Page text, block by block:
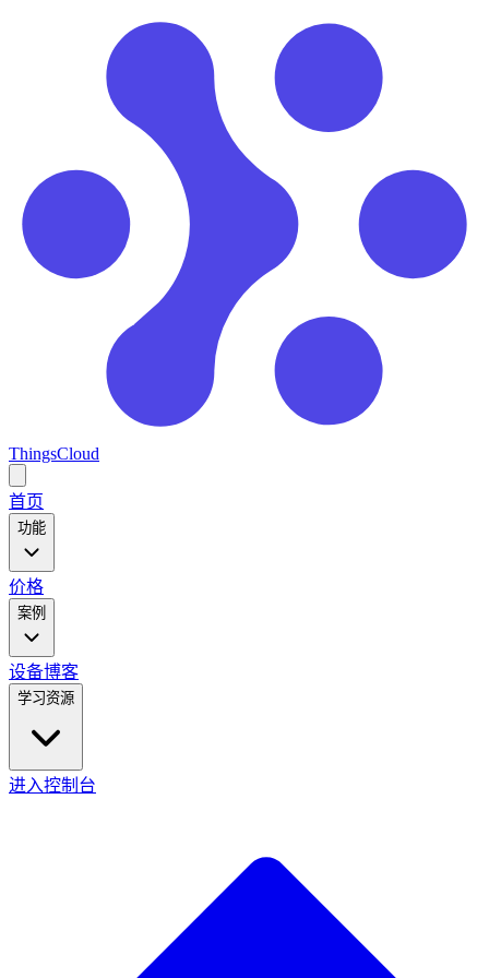
ThingsCloud
main
menu
首页
功能
价格
案例
设备博客
学习资源
进入控制台